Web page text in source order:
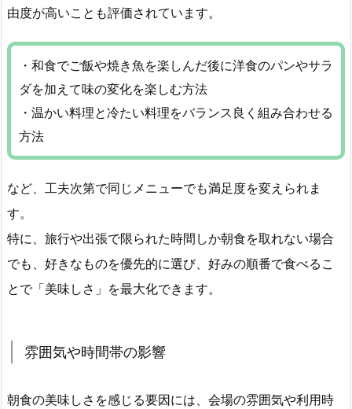
由度が高いことも評価されています。
・和食でご飯や焼き魚を楽しんだ後に洋食のパンやサラ
ダを加えて味の変化を楽しむ方法
・温かい料理と冷たい料理をバランス良く組み合わせる
方法
など、工夫次第で同じメニューでも満足度を変えられま
す。
特に、旅行や出張で限られた時間しか朝食を取れない場合
でも、好きなものを優先的に選び、好みの順番で食べるこ
とで「美味しさ」を最大化できます。
雰囲気や時間帯の影響
朝食の美味しさを感じる要因には、会場の雰囲気や利用時